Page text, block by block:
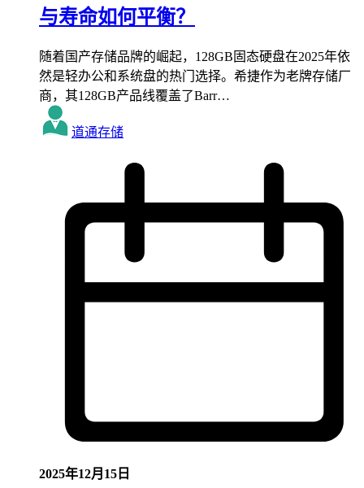
与寿命如何平衡？
随着国产存储品牌的崛起，128GB固态硬盘在2025年依
然是轻办公和系统盘的热门选择。希捷作为老牌存储厂
商，其128GB产品线覆盖了Barr…
道通存储
2025年12月15日